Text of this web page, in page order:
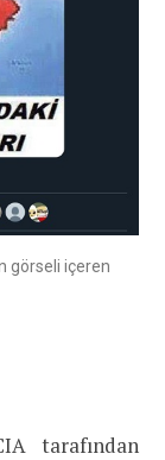
görseli içeren
tarafından